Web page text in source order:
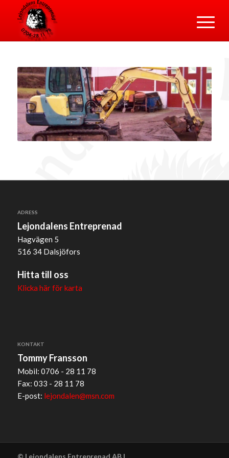
ADRESS
Lejondalens Entreprenad
Hagvägen 5
516 34 Dalsjöfors
Hitta till oss
Klicka här för karta
KONTAKT
Tommy Fransson
Mobil: 0706 - 28 11 78
Fax: 033 - 28 11 78
E-post: lejondalen@msn.com
© Lejondalens Entreprenad AB |